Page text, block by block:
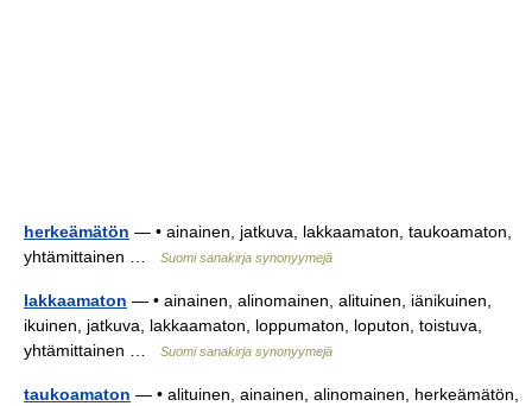
herkeämätön — • ainainen, jatkuva, lakkaamaton, taukoamaton,
yhtämittainen …
Suomi sanakirja synonyymejä
lakkaamaton — • ainainen, alinomainen, alituinen, iänikuinen,
ikuinen, jatkuva, lakkaamaton, loppumaton, loputon, toistuva,
yhtämittainen …
Suomi sanakirja synonyymejä
taukoamaton — • alituinen, ainainen, alinomainen, herkeämätön,